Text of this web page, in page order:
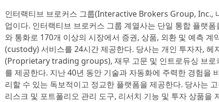
인터랙티브 브로커스 그룹(Interactive Brokers Group, Inc.,
업이다. 인터랙티브 브로커스 그룹 계열사는 단일 통합 플랫
와 통화로 170개 이상의 시장에서 증권, 상품, 외환 및 예측 계
(custody) 서비스를 24시간 제공한다. 당사는 개인 투자자, 헤
(Proprietary trading groups), 재무 고문 및 인트로듀싱 브
를 제공한다. 지난 40년 동안 기술과 자동화에 주력한 경험을
리할 수 있는 독보적이고 정교한 플랫폼을 제공한다. 당사는
리스크 및 포트폴리오 관리 도구, 리서치 기능 및 투자 상품을